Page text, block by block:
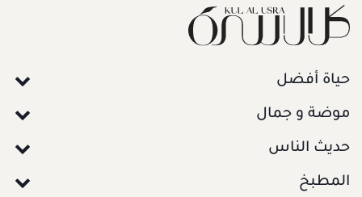
حياة أفضل
موضة و جمال
حديث الناس
المطبخ